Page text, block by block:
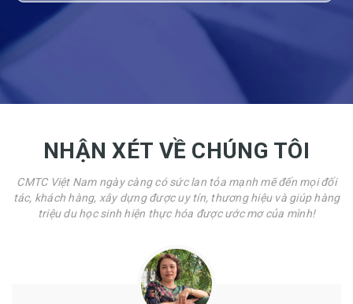
NHẬN XÉT VỀ CHÚNG TÔI
CMTC Việt Nam ngày càng có sức lan tỏa mạnh mẽ đến mọi đối
tác, khách hàng, xây dựng được uy tín, thương hiệu và giúp hàng
triệu du học sinh hiện thực hóa được ước mơ của mình!